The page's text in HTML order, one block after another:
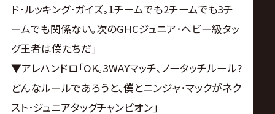
ド･ルッキング･ガイズ｡1チームでも2チームでも3チ
ームでも関係ない｡次のGHCジュニア･ヘビー級タッ
グ王者は僕たちだ｣
▼アレハンドロ｢OK｡3WAYマッチ､ノータッチルール?
どんなルールであろうと､僕とニンジャ･マックがネク
スト･ジュニアタッグチャンピオン｣